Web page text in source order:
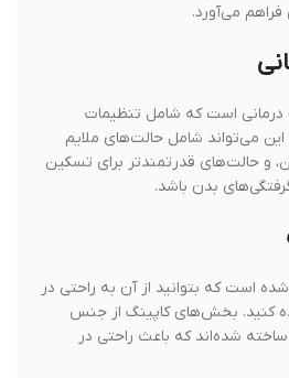
می‌آورد.
است که شامل تنظیمات
شامل حالت‌های ملایم
قدرتمندتر برای تسکین
بدن باشد.
که بتوانید از آن به راحتی در
کنید. بخش‌های کاپینگ از جنس
شده‌اند که باعث راحتی در